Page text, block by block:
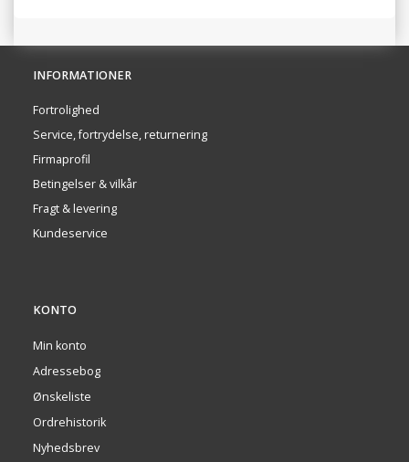
INFORMATIONER
Fortrolighed
Service, fortrydelse, returnering
Firmaprofil
Betingelser & vilkår
Fragt & levering
Kundeservice
KONTO
Min konto
Adressebog
Ønskeliste
Ordrehistorik
Nyhedsbrev